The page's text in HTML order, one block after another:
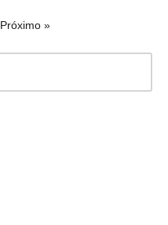
Próximo »